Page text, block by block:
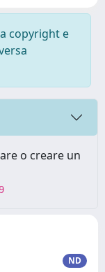
copyright e
o creare un
ND